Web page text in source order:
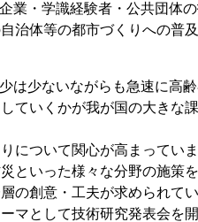
業・学識経験者・公共団体
治体等の都市づくりへの普
は少ないながらも急速に高
ていくかが我が国の大きな
について関心が高まっていま
といった様々な分野の施策
の創意・工夫が求められて
マとして技術研究発表会を